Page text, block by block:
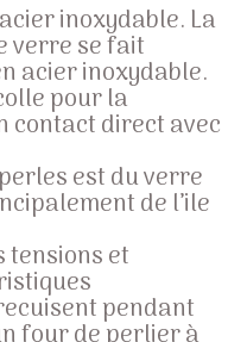
inoxydable. La
verre se fait
acier inoxydable.
pour la
contact direct avec
est du verre
de l’ile
tensions et
pendant